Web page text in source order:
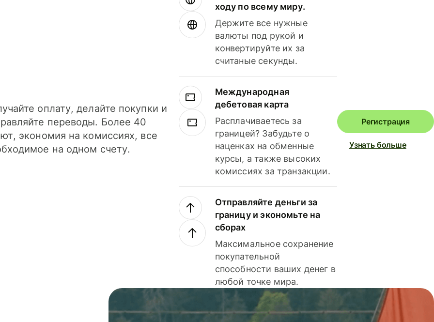
оплату, делайте покупки и
переводы. Более 40
экономия на комиссиях, все
на одном счету.
ходу по всему миру.
Держите все нужные
валюты под рукой и
конвертируйте их за
считаные секунды.
Международная
дебетовая карта
Расплачиваетесь за
границей? Забудьте о
наценках на обменные
курсы, а также высоких
комиссиях за транзакции.
Отправляйте деньги за
границу и экономьте на
сборах
Максимальное сохранение
покупательной
способности ваших денег в
любой точке мира.
Регистрация
Узнать больше